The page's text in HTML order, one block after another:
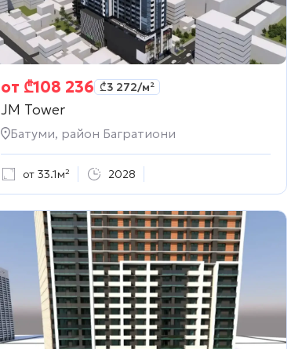
от ₾108 236 ₾3 272/м²
JM Tower
Батуми, район Багратиони
от 33.1м² 2028